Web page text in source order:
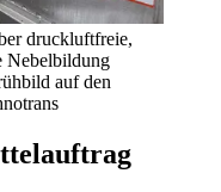
druckluftfreie,
Nebelbildung
auf den